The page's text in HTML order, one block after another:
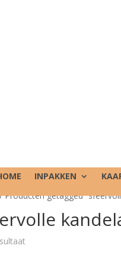
INPAKKEN
Producten getagged